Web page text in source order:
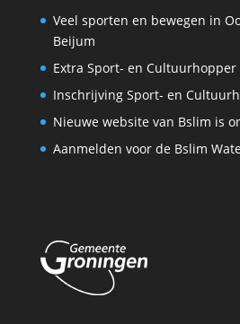
Veel sporten en bewegen in
Beijum
Extra Sport- en Cultuurhopper
Inschrijving Sport- en
Nieuwe website van Bslim is
Aanmelden voor de Bslim